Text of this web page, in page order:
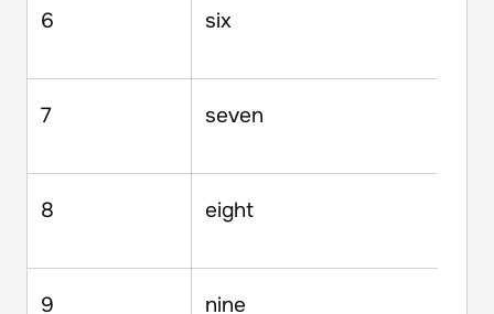
6 six
7 seven
8 eight
9 nine